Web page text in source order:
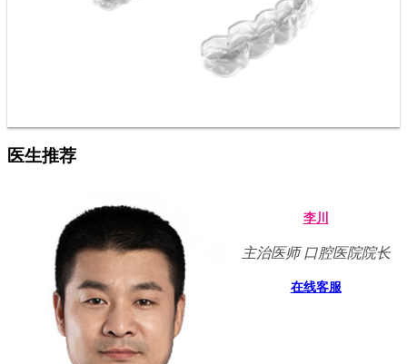
医生推荐
李川
主治医师 口腔医院院长
在线客服